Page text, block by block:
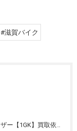
#滋賀バイク
YAMAHA FZ250フェーザー【1GK】買取依頼を受けました。